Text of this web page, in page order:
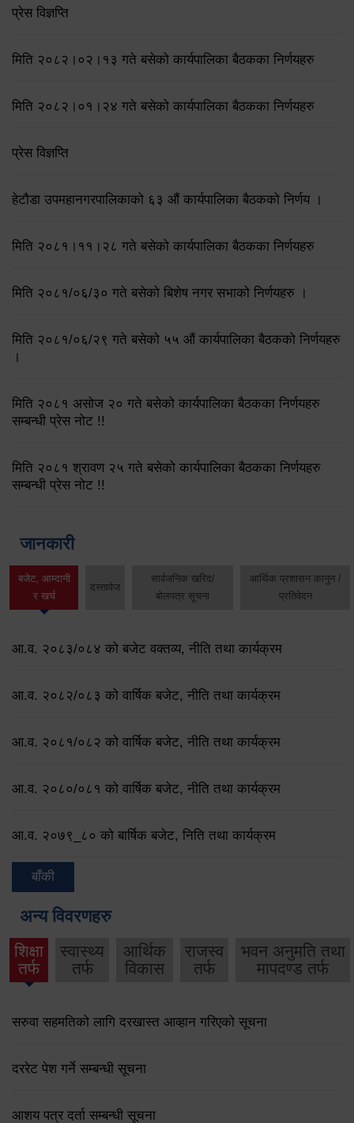
प्रेस विज्ञप्ति
मिति २०८२।०२।१३ गते बसेको कार्यपालिका बैठकका निर्णयहरु
मिति २०८२।०१।२४ गते बसेको कार्यपालिका बैठकका निर्णयहरु
प्रेस विज्ञप्ति
हेटौडा उपमहानगरपालिकाको ६३ औं कार्यपालिका बैठकको निर्णय ।
मिति २०८१।११।२८ गते बसेको कार्यपालिका बैठकका निर्णयहरु
मिति २०८१/०६/३० गते बसेको बिशेष नगर सभाको निर्णयहरु ।
मिति २०८१/०६/२९ गते बसेको ५५ औं कार्यपालिका बैठकको निर्णयहरु
।
मिति २०८१ असोज २० गते बसेको कार्यपालिका बैठकका निर्णयहरु
सम्बन्धी प्रेस नोट !!
मिति २०८१ श्रावण २५ गते बसेको कार्यपालिका बैठकका निर्णयहरु
सम्बन्धी प्रेस नोट !!
जानकारी
बजेट, आम्दानी
र खर्च
दस्तावेज
सार्वजनिक खरिद/
बोलपत्र सूचना
आर्थिक प्रशासन कानुन /
प्रतिवेदन
आ.व. २०८३/०८४ को बजेट वक्तव्य, नीति तथा कार्यक्रम
आ.व. २०८२/०८३ को वार्षिक बजेट, नीति तथा कार्यक्रम
आ.व. २०८१/०८२ को वार्षिक बजेट, नीति तथा कार्यक्रम
आ.व. २०८०/०८१ को वार्षिक बजेट, नीति तथा कार्यक्रम
आ.व. २०७९‌_८० को बार्षिक बजेट, निति तथा कार्यक्रम
बाँकी
अन्य विवरणहरु
शिक्षा
तर्फ
स्वास्थ्य
तर्फ
आर्थिक
विकास
राजस्व
तर्फ
भवन अनुमति तथा
मापदण्ड तर्फ
सरुवा सहमतिको लागि दरखास्त आव्हान गरिएको सूचना
दररेट पेश गर्ने सम्बन्धी सूचना
आशय पत्र दर्ता सम्बन्धी सूचना